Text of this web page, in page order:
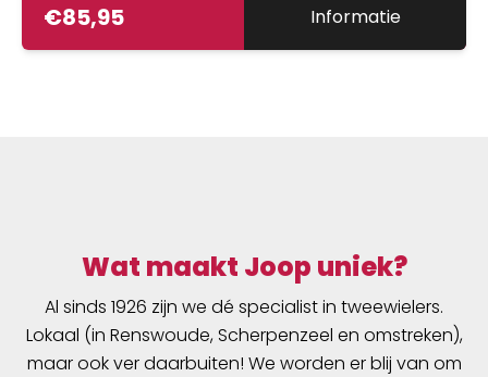
€85,95 Informatie
Wat maakt Joop uniek?
Al sinds 1926 zijn we dé specialist in tweewielers.
Lokaal (in Renswoude, Scherpenzeel en omstreken),
maar ook ver daarbuiten! We worden er blij van om